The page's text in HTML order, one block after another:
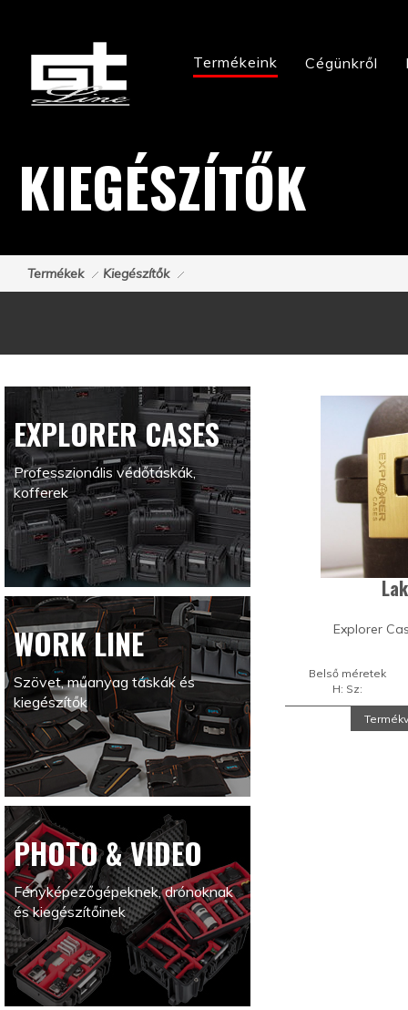
Termékeink Cégünkről
KIEGÉSZÍTŐK
Termékek Kiegészítők
EXPLORER CASES
Professzionális védőtáskák,
kofferek
WORK LINE
Szövet, műanyag táskák és
kiegészítők
PHOTO & VIDEO
Fényképezőgépeknek, drónoknak
és kiegészítőinek
Explorer
Belső méretek
H: Sz: